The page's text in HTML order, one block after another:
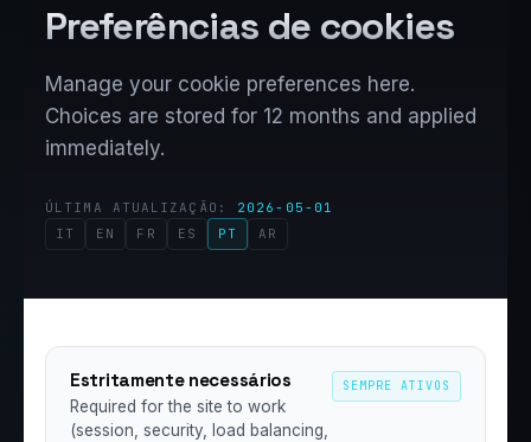
Preferências de cookies
Manage your cookie preferences here.
Choices are stored for 12 months and applied
immediately.
ÚLTIMA ATUALIZAÇÃO: 2026-05-01
IT
EN FR ES PT AR
Estritamente necessários
Required for the site to work
(session, security, load balancing,
SEMPRE ATIVOS